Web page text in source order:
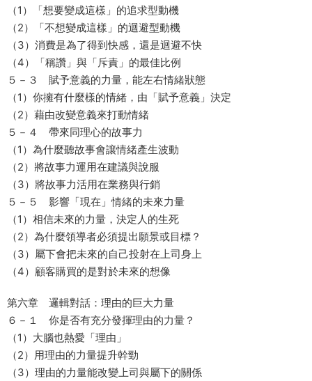
（1）「想要變成這樣」的追求型動機
（2）「不想變成這樣」的迴避型動機
（3）消費是為了得到快感，還是迴避不快
（4）「稱讚」與「斥責」的最佳比例
５－３ 賦予意義的力量，能左右情緒狀態
（1）你擁有什麼樣的情緒，由「賦予意義」決定
（2）藉由改變意義來打動情緒
５－４ 帶來同理心的故事力
（1）為什麼聽故事會讓情緒產生波動
（2）將故事力運用在建議與說服
（3）將故事力活用在業務與行銷
５－５ 影響「現在」情緒的未來力量
（1）相信未來的力量，決定人的生死
（2）為什麼領導者必須提出願景或目標？
（3）屬下會把未來的自己投射在上司身上
（4）顧客購買的是對於未來的想像
第六章 邏輯對話：理由的巨大力量
６－１ 你是否有充分發揮理由的力量？
（1）大腦也熱愛「理由」
（2）用理由的力量提升幹勁
（3）理由的力量能改變上司與屬下的關係